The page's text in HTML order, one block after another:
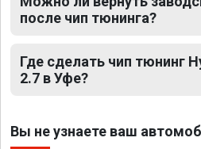
после чип тюнинга?
Где сделать чип тюнинг
2.7 в Уфе?
Вы не узнаете ваш